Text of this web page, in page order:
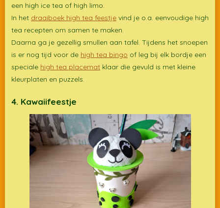
een high ice tea of high limo.
In het draaiboek high tea feestje vind je o.a. eenvoudige high
tea recepten om samen te maken.
Daarna ga je gezellig smullen aan tafel. Tijdens het snoepen
is er nog tijd voor de high tea bingo of leg bij elk bordje een
speciale high tea placemat klaar die gevuld is met kleine
kleurplaten en puzzels.
4. Kawaiifeestje